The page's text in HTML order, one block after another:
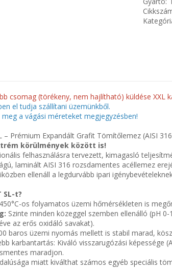
csomag (törékeny, nem hajlítható) küldése XXL
el tudja szállítani üzemünkből.
a vágási méreteket megjegyzésben!
– Prémium Expandált Grafit Tömítőlemez (AISI
körülmények között is!
felhasználásra tervezett, kimagasló
laminált AISI 316 rozsdamentes acéllemez
ellenáll a legdurvább ipari
SL-t?
os folyamatos üzemi hőmérsékleten is
Szinte minden közeggel szemben ellenálló (pH
az erős oxidáló savakat).
baros üzemi nyomás mellett is stabil marad,
karbantartás: Kiváló visszarugózási képessége
maradjon.
miatt kiválthat számos egyéb speciális